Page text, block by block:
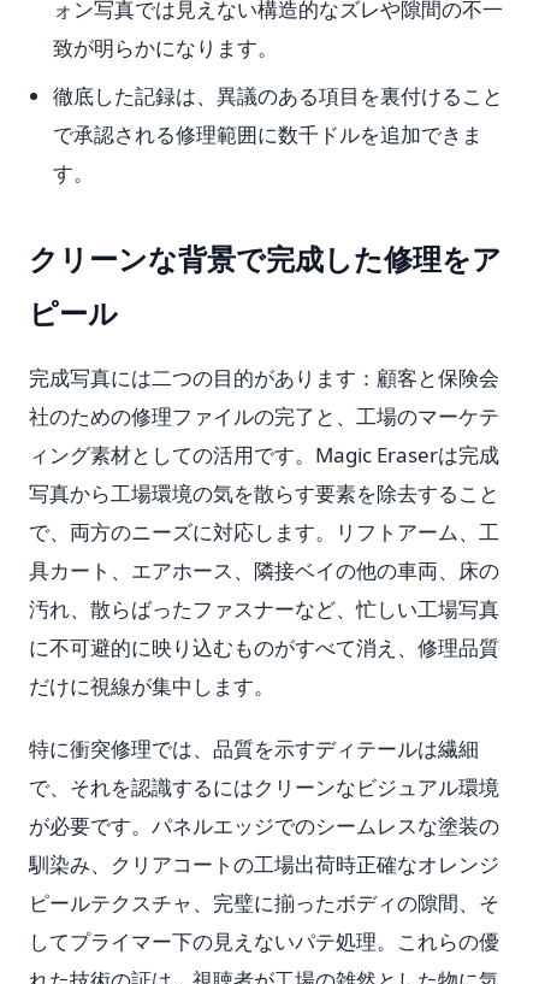
ォン写真では見えない構造的なズレや隙間の不一
致が明らかになります。
徹底した記録は、異議のある項目を裏付けること
で承認される修理範囲に数千ドルを追加できま
す。
クリーンな背景で完成した修理をア
ピール
完成写真には二つの目的があります：顧客と保険会
社のための修理ファイルの完了と、工場のマーケテ
ィング素材としての活用です。Magic Eraserは完成
写真から工場環境の気を散らす要素を除去すること
で、両方のニーズに対応します。リフトアーム、工
具カート、エアホース、隣接ベイの他の車両、床の
汚れ、散らばったファスナーなど、忙しい工場写真
に不可避的に映り込むものがすべて消え、修理品質
だけに視線が集中します。
特に衝突修理では、品質を示すディテールは繊細
で、それを認識するにはクリーンなビジュアル環境
が必要です。パネルエッジでのシームレスな塗装の
馴染み、クリアコートの工場出荷時正確なオレンジ
ピールテクスチャ、完璧に揃ったボディの隙間、そ
してプライマー下の見えないパテ処理。これらの優